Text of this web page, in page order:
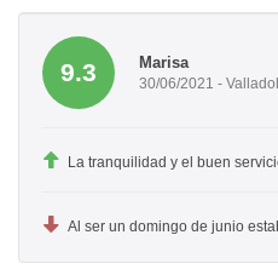
9.3 Marisa
30/06/2021 -
La tranquilidad y el buen
Al ser un domingo de junio